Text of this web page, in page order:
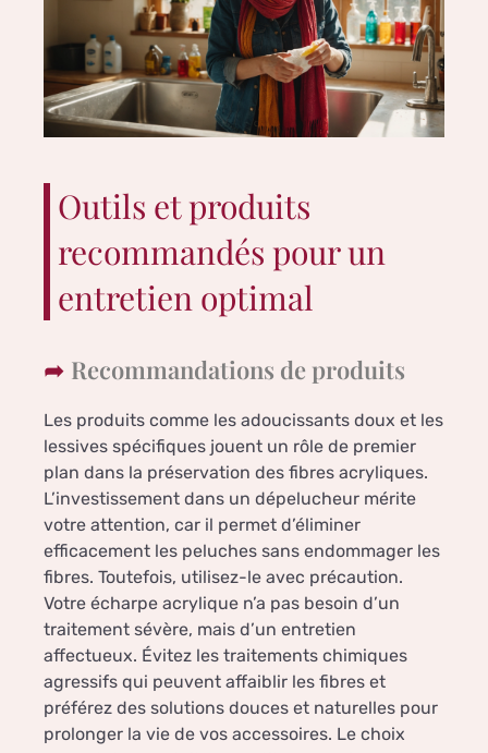
Outils et produits
recommandés pour un
entretien optimal
Recommandations de produits
Les produits comme les adoucissants doux et les
lessives spécifiques jouent un rôle de premier
plan dans la préservation des fibres acryliques.
L’investissement dans un dépelucheur mérite
votre attention, car il permet d’éliminer
efficacement les peluches sans endommager les
fibres. Toutefois, utilisez-le avec précaution.
Votre écharpe acrylique n’a pas besoin d’un
traitement sévère, mais d’un entretien
affectueux. Évitez les traitements chimiques
agressifs qui peuvent affaiblir les fibres et
préférez des solutions douces et naturelles pour
prolonger la vie de vos accessoires. Le choix